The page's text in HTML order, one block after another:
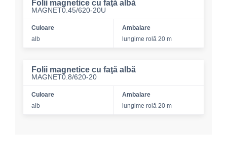
Folii magnetice cu faţă albă
MAGNET0.45/620-20U
Culoare
alb
Ambalare
lungime rolă 20 m
Folii magnetice cu faţă albă
MAGNET0.8/620-20
Culoare
alb
Ambalare
lungime rolă 20 m